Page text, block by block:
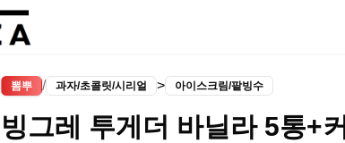
뽐뿌 / 과자/초콜릿/시리얼 > 아이스크림/팥빙수
빙그레 투게더 바닐라 5통+커